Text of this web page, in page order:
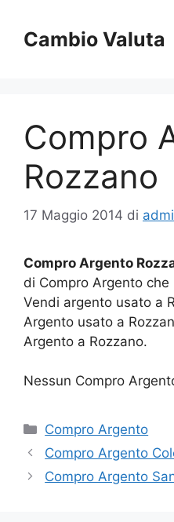
contenuto
Cambio Valuta
Compro
Rozzano
17 Maggio 2014 di
Compro Argento
di Compro Argento
Vendi argento usato a
Argento usato a
Argento a Rozzano.
Nessun Compro
Categorie
Compro Argento
Compro Argento
Compro Argento